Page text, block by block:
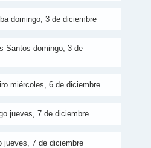
domingo, 3 de diciembre
Santos domingo, 3 de
miércoles, 6 de diciembre
jueves, 7 de diciembre
jueves, 7 de diciembre